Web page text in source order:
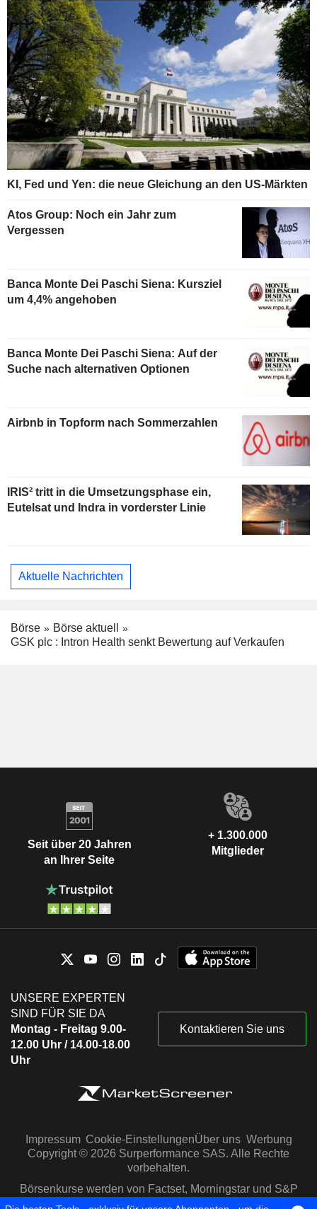
KI, Fed und Yen: die neue Gleichung an den US-Märkten
Atos Group: Noch ein Jahr zum
Vergessen
Banca Monte Dei Paschi Siena: Kursziel
um 4,4% angehoben
Banca Monte Dei Paschi Siena: Auf der
Suche nach alternativen Optionen
Airbnb in Topform nach Sommerzahlen
IRIS² tritt in die Umsetzungsphase ein,
Eutelsat und Indra in vorderster Linie
Aktuelle Nachrichten
Börse
Börse aktuell
GSK plc : Intron Health senkt Bewertung auf Verkaufen
Seit über 20 Jahren
an Ihrer Seite
+ 1.300.000
Mitglieder
UNSERE EXPERTEN
SIND FÜR SIE DA
Montag - Freitag 9.00-
12.00 Uhr / 14.00-18.00
Uhr
Kontaktieren Sie uns
Impressum Cookie-EinstellungenÜber uns Werbung
Copyright © 2026 Surperformance SAS. Alle Rechte
vorbehalten.
Börsenkurse werden von Factset, Morningstar und S&P
Capital IQ zur Verfügung gestellt